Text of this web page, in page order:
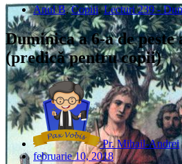
Anul B,Copiii,Lecturi 239 -
Duminica a 6-a de peste
(predică pentru copii)
Pr. Mihail-Andrei
februarie 10, 2018